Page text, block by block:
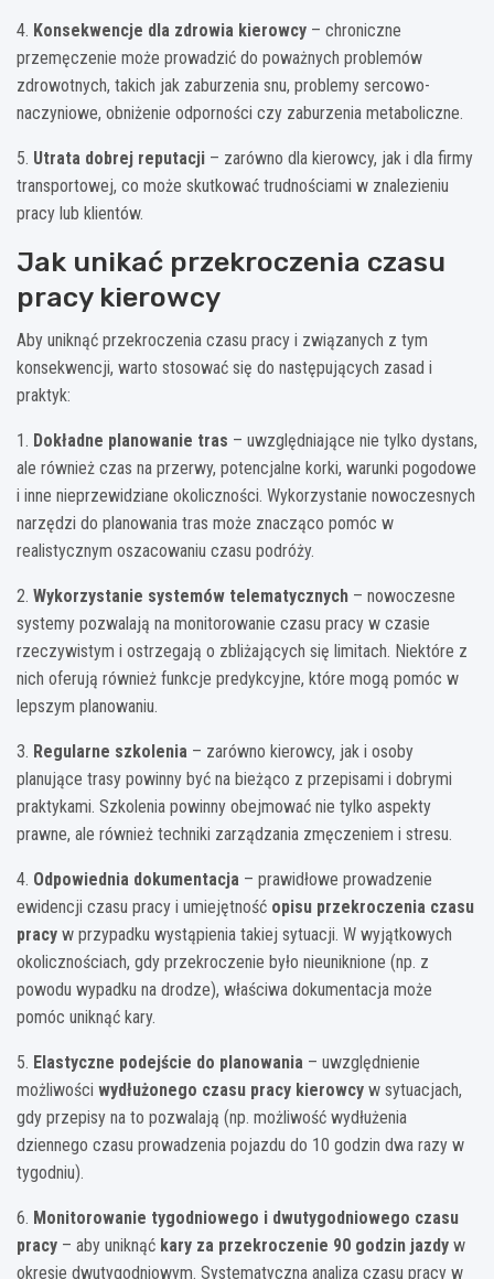
4. Konsekwencje dla zdrowia kierowcy – chroniczne
przemęczenie może prowadzić do poważnych problemów
zdrowotnych, takich jak zaburzenia snu, problemy sercowo-
naczyniowe, obniżenie odporności czy zaburzenia metaboliczne.
5. Utrata dobrej reputacji – zarówno dla kierowcy, jak i dla firmy
transportowej, co może skutkować trudnościami w znalezieniu
pracy lub klientów.
Jak unikać przekroczenia czasu
pracy kierowcy
Aby uniknąć przekroczenia czasu pracy i związanych z tym
konsekwencji, warto stosować się do następujących zasad i
praktyk:
1. Dokładne planowanie tras – uwzględniające nie tylko dystans,
ale również czas na przerwy, potencjalne korki, warunki pogodowe
i inne nieprzewidziane okoliczności. Wykorzystanie nowoczesnych
narzędzi do planowania tras może znacząco pomóc w
realistycznym oszacowaniu czasu podróży.
2. Wykorzystanie systemów telematycznych – nowoczesne
systemy pozwalają na monitorowanie czasu pracy w czasie
rzeczywistym i ostrzegają o zbliżających się limitach. Niektóre z
nich oferują również funkcje predykcyjne, które mogą pomóc w
lepszym planowaniu.
3. Regularne szkolenia – zarówno kierowcy, jak i osoby
planujące trasy powinny być na bieżąco z przepisami i dobrymi
praktykami. Szkolenia powinny obejmować nie tylko aspekty
prawne, ale również techniki zarządzania zmęczeniem i stresu.
4. Odpowiednia dokumentacja – prawidłowe prowadzenie
ewidencji czasu pracy i umiejętność opisu przekroczenia czasu
pracy w przypadku wystąpienia takiej sytuacji. W wyjątkowych
okolicznościach, gdy przekroczenie było nieuniknione (np. z
powodu wypadku na drodze), właściwa dokumentacja może
pomóc uniknąć kary.
5. Elastyczne podejście do planowania – uwzględnienie
możliwości wydłużonego czasu pracy kierowcy w sytuacjach,
gdy przepisy na to pozwalają (np. możliwość wydłużenia
dziennego czasu prowadzenia pojazdu do 10 godzin dwa razy w
tygodniu).
6. Monitorowanie tygodniowego i dwutygodniowego czasu
pracy – aby uniknąć kary za przekroczenie 90 godzin jazdy w
okresie dwutygodniowym. Systematyczna analiza czasu pracy w